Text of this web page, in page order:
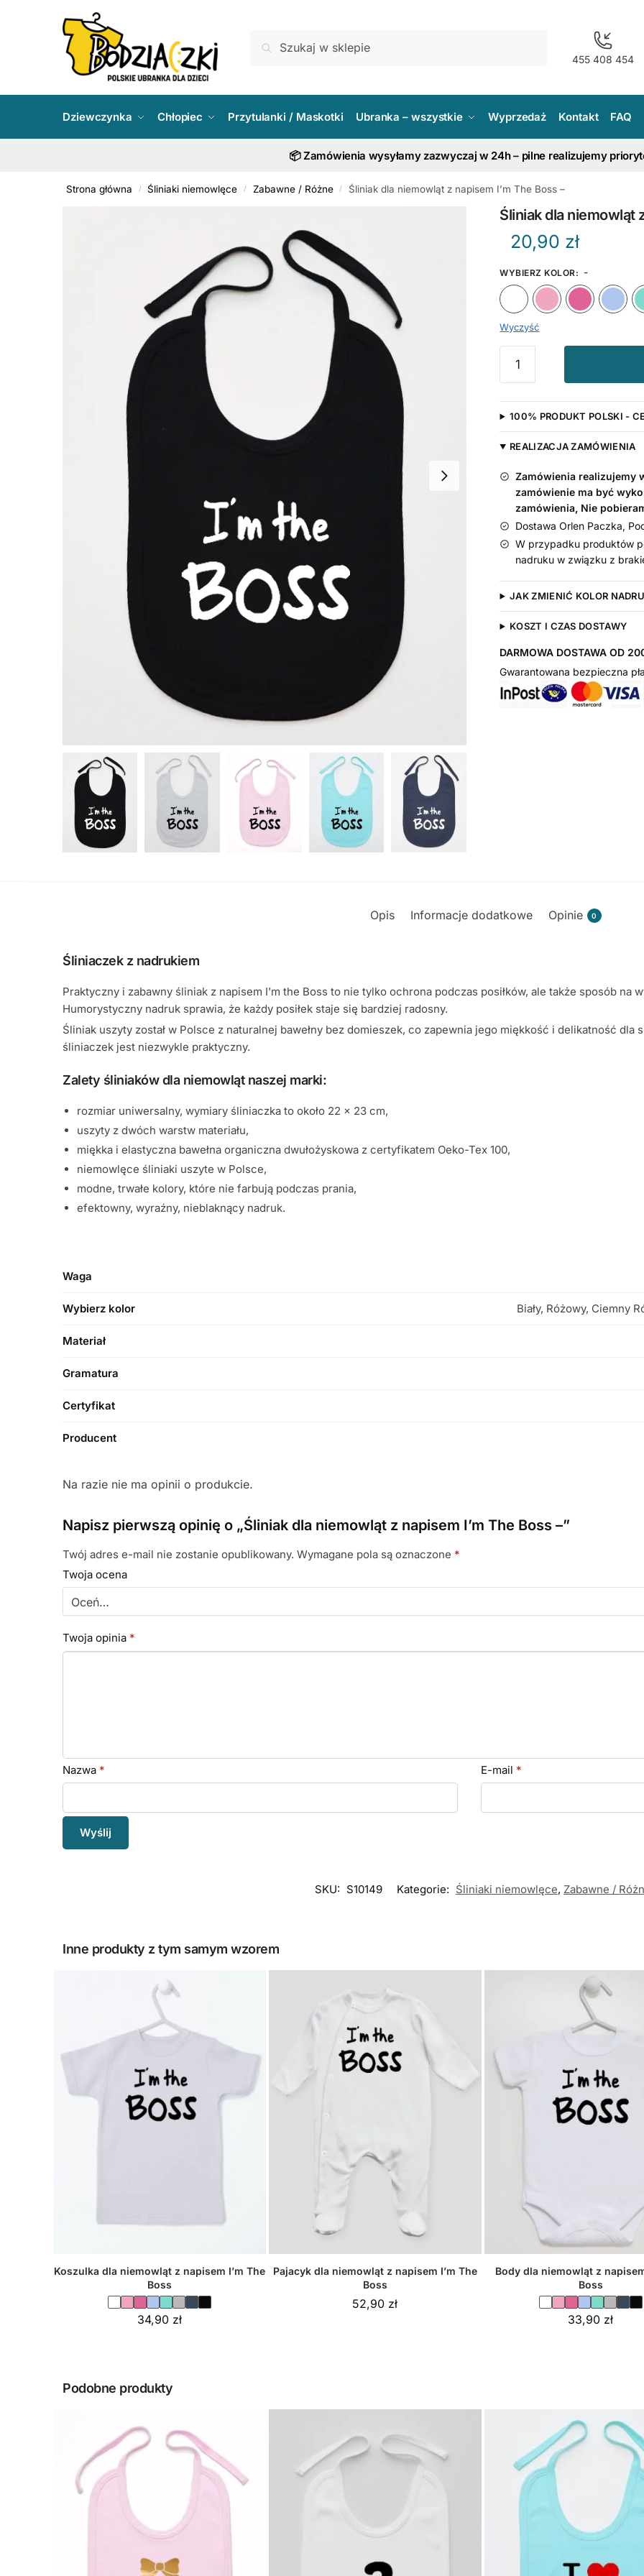
455 408 454
Dziewczynka Chłopiec Przytulanki / Maskotki Ubranka – wszystkie Wyprzedaż Kontakt FAQ
📦 Zamówienia wysyłamy zazwyczaj w 24h – pilne realizujemy
Strona główna / Śliniaki niemowlęce / Zabawne / Różne / Śliniak dla niemowląt z napisem I’m The Boss –
Śliniak dla niemowląt
20,90 zł
WYBIERZ KOLOR: -
Biały
Wyczyść
Śliniak
dla
niemowląt
z
napisem
The
Boss
100% PRODUKT POLSKI -
REALIZACJA ZAMÓWIENIA
Zamówienia realizujemy
zamówienie ma być
zamówienia, Nie
Dostawa Orlen Paczka,
W przypadku produktów
nadruku w związku z
JAK ZMIENIĆ KOLOR
KOSZT I CZAS DOSTAWY
DARMOWA DOSTAWA OD
Gwarantowana bezpieczna
Opis Informacje dodatkowe Opinie 0
Śliniaczek z nadrukiem
Praktyczny i zabawny śliniak z napisem I’m the Boss to nie tylko ochrona podczas posiłków, ale także sposób na
Humorystyczny nadruk sprawia, że każdy posiłek staje się bardziej radosny.
Śliniak uszyty został w Polsce z naturalnej bawełny bez domieszek, co zapewnia jego miękkość i delikatność
śliniaczek jest niezwykle praktyczny.
Zalety śliniaków dla niemowląt naszej marki:
rozmiar uniwersalny, wymiary śliniaczka to około 22 x 23 cm,
uszyty z dwóch warstw materiału,
miękka i elastyczna bawełna organiczna dwułożyskowa z certyfikatem Oeko-Tex 100,
niemowlęce śliniaki uszyte w Polsce,
modne, trwałe kolory, które nie farbują podczas prania,
efektowny, wyraźny, nieblaknący nadruk.
Waga
Wybierz kolor Biały, Różowy, Ciemny
Materiał
Gramatura
Certyfikat
Producent
Na razie nie ma opinii o produkcie.
Napisz pierwszą opinię o „Śliniak dla niemowląt z napisem I’m The Boss –”
Twój adres e-mail nie zostanie opublikowany. Wymagane pola są oznaczone *
Twoja ocena
Twoja opinia *
Nazwa * E-mail *
SKU: S10149 Kategorie: Śliniaki niemowlęce, Zabawne /
Inne produkty z tym samym wzorem
Koszulka dla niemowląt z napisem I’m The
Boss
34,90 zł
Pajacyk dla niemowląt z napisem I’m The
Boss
52,90 zł
Body dla niemowląt z
Boss
33,90 zł
Podobne produkty